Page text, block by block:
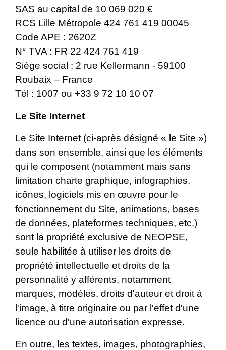
SAS au capital de 10 069 020 €
RCS Lille Métropole 424 761 419 00045
Code APE : 2620Z
N° TVA : FR 22 424 761 419
Siège social : 2 rue Kellermann - 59100
Roubaix – France
Tél : 1007 ou +33 9 72 10 10 07
Le Site Internet
Le Site Internet (ci-après désigné « le Site »)
dans son ensemble, ainsi que les éléments
qui le composent (notamment mais sans
limitation charte graphique, infographies,
icônes, logiciels mis en œuvre pour le
fonctionnement du Site, animations, bases
de données, plateformes techniques, etc.)
sont la propriété exclusive de NEOPSE,
seule habilitée à utiliser les droits de
propriété intellectuelle et droits de la
personnalité y afférents, notamment
marques, modèles, droits d'auteur et droit à
l'image, à titre originaire ou par l'effet d'une
licence ou d'une autorisation expresse.
En outre, les textes, images, photographies,